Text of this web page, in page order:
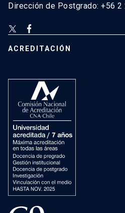
Dirección de Postgrado: +56 2
ACREDITACIÓN